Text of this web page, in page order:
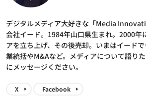
デジタルメディア大好きな「Media
会社イード。1984年山口県生まれ。2000年
アを立ち上げ、その後売却。いまはイード
業統括やM&Aなど。メディアについて語り
にメッセージください。
X Facebook